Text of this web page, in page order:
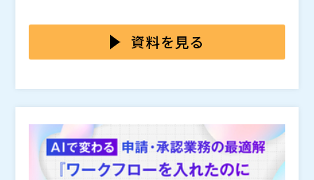
※共催、協賛、協力、講演企業は将来的に追加、削除さ
れる可能性があります。
が求められています。
取りが分散すると、誰がどこを指摘したのかを整理する
手間も増え、確認漏れや手戻りにつながるケースも少な
回覧・チェックバック・打ち合わせを一気通貫で進める
方法をご紹介します。BuddyBoardは、遠隔地の関係
アルタイム共同編集に加え、指摘から承認までを一元管
理するレビュー機能や、指摘内容の一覧化機能を備えて
います。また、担当者ごとの記載内容もデータ化される
ため、指摘の経緯が追いやすく、業務の属人化を防ぐこ
とも可能です。加えて、国内サーバーでのデータ保管や
二要素認証、SAML対応など、機密性の高い図面を扱う
マジセミ株式会社（）
※共催、協賛、協力、講演企業は将来的に追加、削除さ
れる可能性があります。
資料を見る